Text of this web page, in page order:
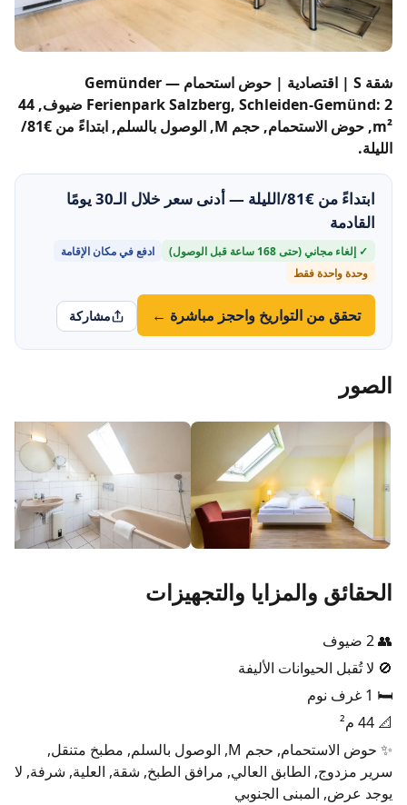
شقة S | اقتصادية | حوض استحمام — Gemünder
Ferienpark Salzberg, Schleiden-Gemünd: 2 ضيوف, 44
m², حوض الاستحمام, حجم M, الوصول بالسلم, ابتداءً من €81/
الليلة.
ابتداءً من €81/الليلة — أدنى سعر خلال الـ30 يومًا
القادمة
✓ إلغاء مجاني (حتى 168 ساعة قبل الوصول)
ادفع في مكان الإقامة
وحدة واحدة فقط
تحقق من التواريخ واحجز مباشرة ← مشاركة
الصور
الحقائق والمزايا والتجهيزات
👥 2 ضيوف
🚫 لا تُقبل الحيوانات الأليفة
🛏️ 1 غرف نوم
📐 44 م²
✨ حوض الاستحمام, حجم M, الوصول بالسلم, مطبخ متنقل,
سرير مزدوج, الطابق العالي, مرافق الطبخ, شقة, العلية, شرفة, لا
يوجد عرض, المبنى الجنوبي